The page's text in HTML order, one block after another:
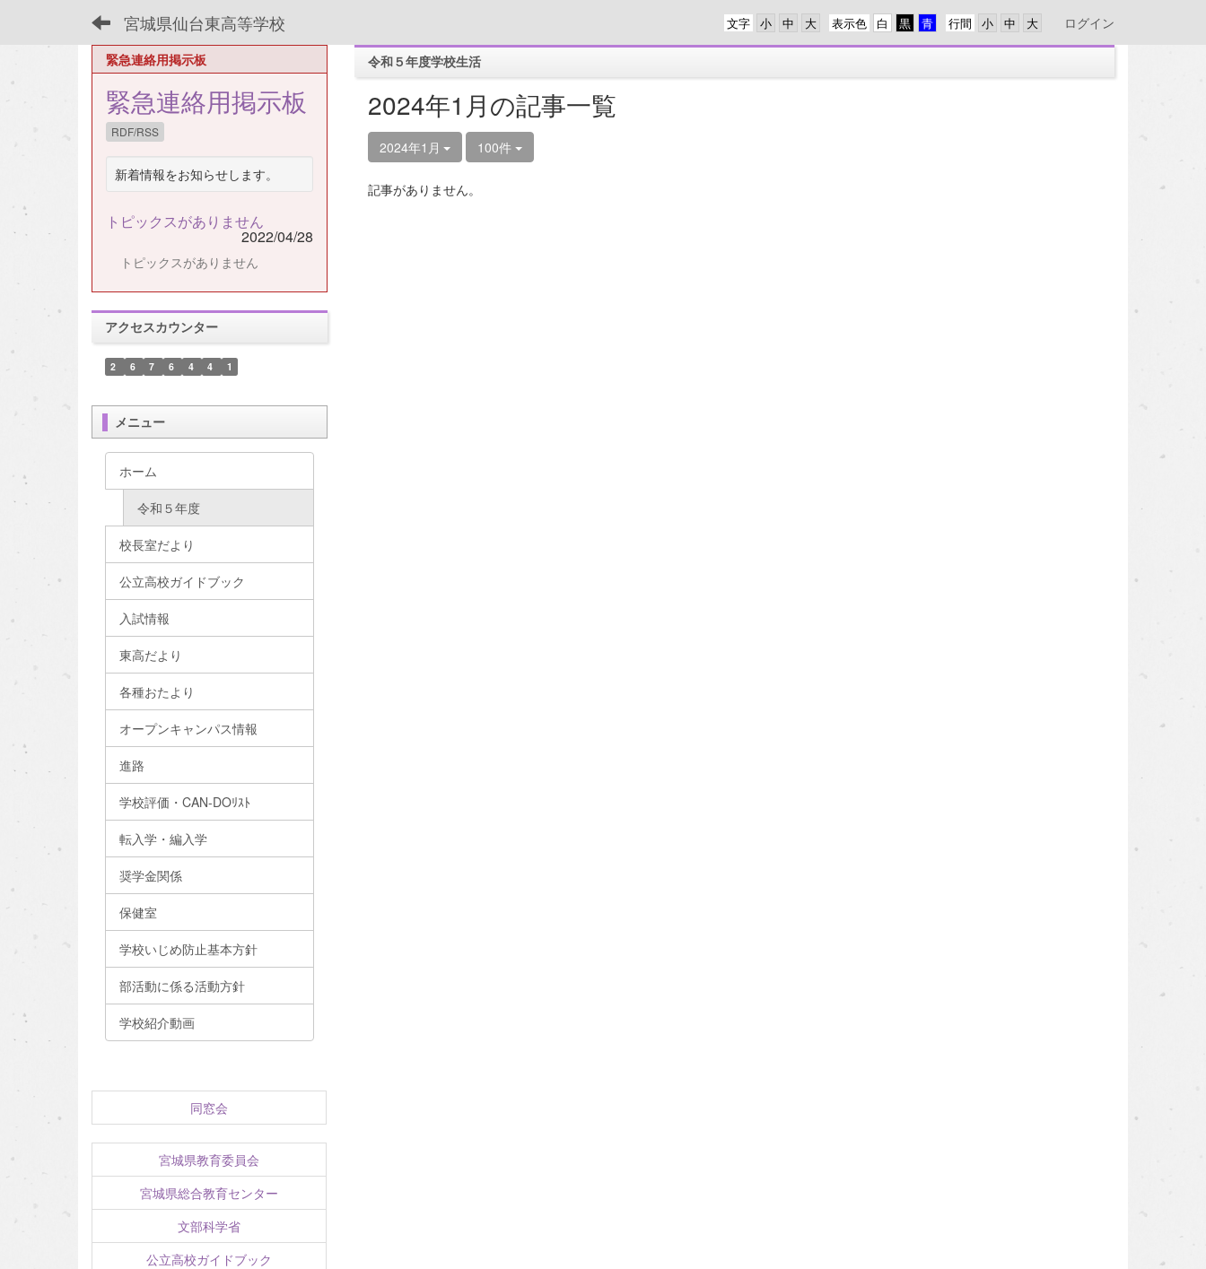
宮城県仙台東高等学校 行間
表示色
文字 ログイン
令和５年度学校生活
2024年1月の記事一覧
2024年1月 100件
記事がありません。
緊急連絡用掲示板
緊急連絡用掲示板
RDF/RSS
新着情報をお知らせします。
トピックスがありません
2022/04/28
トピックスがありません
アクセスカウンター
2 6 7 6 4 4 1
メニュー
ホーム
令和５年度
校長室だより
公立高校ガイドブック
入試情報
東高だより
各種おたより
オープンキャンパス情報
進路
学校評価・CAN-DOﾘｽﾄ
転入学・編入学
奨学金関係
保健室
学校いじめ防止基本方針
部活動に係る活動方針
学校紹介動画
同窓会
宮城県教育委員会
宮城県総合教育センター
文部科学省
公立高校ガイドブック